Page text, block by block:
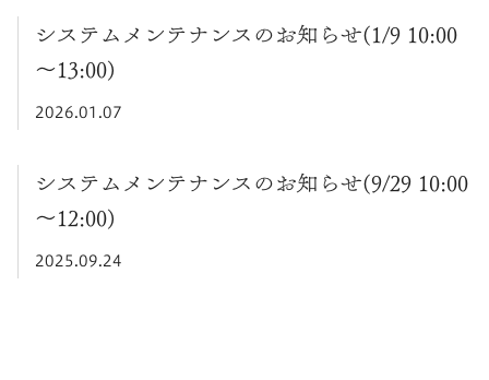
システムメンテナンスのお知らせ(1/9 10:00
～13:00)
2026.01.07
システムメンテナンスのお知らせ(9/29 10:00
～12:00)
2025.09.24